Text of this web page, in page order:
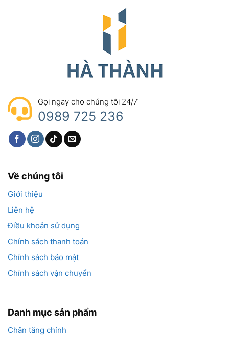
Gọi ngay cho chúng tôi 24/7
0989 725 236
Về chúng tôi
Giới thiệu
Liên hệ
Điều khoản sử dụng
Chính sách thanh toán
Chính sách bảo mật
Chính sách vận chuyển
Danh mục sản phẩm
Chân tăng chỉnh